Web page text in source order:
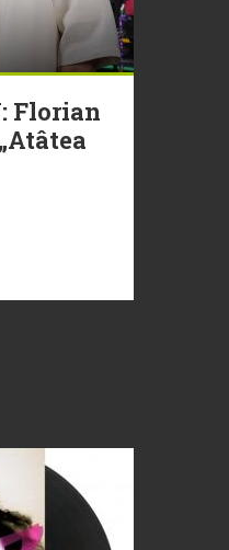
Florian